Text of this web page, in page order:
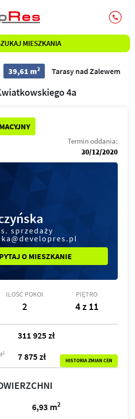
MIESZKANIA
39,61 m2 Tarasy nad Zalewem
4a
Termin oddania:
30/12/2020
sprzedaży
O MIESZKANIE
ILOŚĆ POKOI
2
PIĘTRO
4 z 11
311 925 zł
2 7 875 zł HISTORIA ZMIAN CEN
6,93 m2